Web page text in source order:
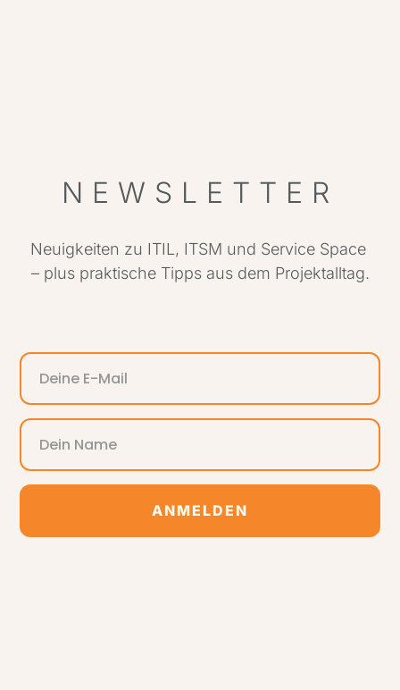
NEWSLETTER
Neuigkeiten zu ITIL, ITSM und Service Space
– plus praktische Tipps aus dem Projektalltag.
ANMELDEN